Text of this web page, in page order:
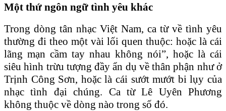
Một thứ ngôn ngữ tình yêu khác
Trong dòng tân nhạc Việt Nam, ca từ về tình yêu
thường đi theo một vài lối quen thuộc: hoặc là cái
lãng mạn cầm tay nhau không nói”, hoặc là cái
siêu hình trừu tượng đầy ẩn dụ về thân phận như ở
Trịnh Công Sơn, hoặc là cái sướt mướt bi lụy của
nhạc tình đại chúng. Ca từ Lê Uyên Phương
không thuộc về dòng nào trong số đó.